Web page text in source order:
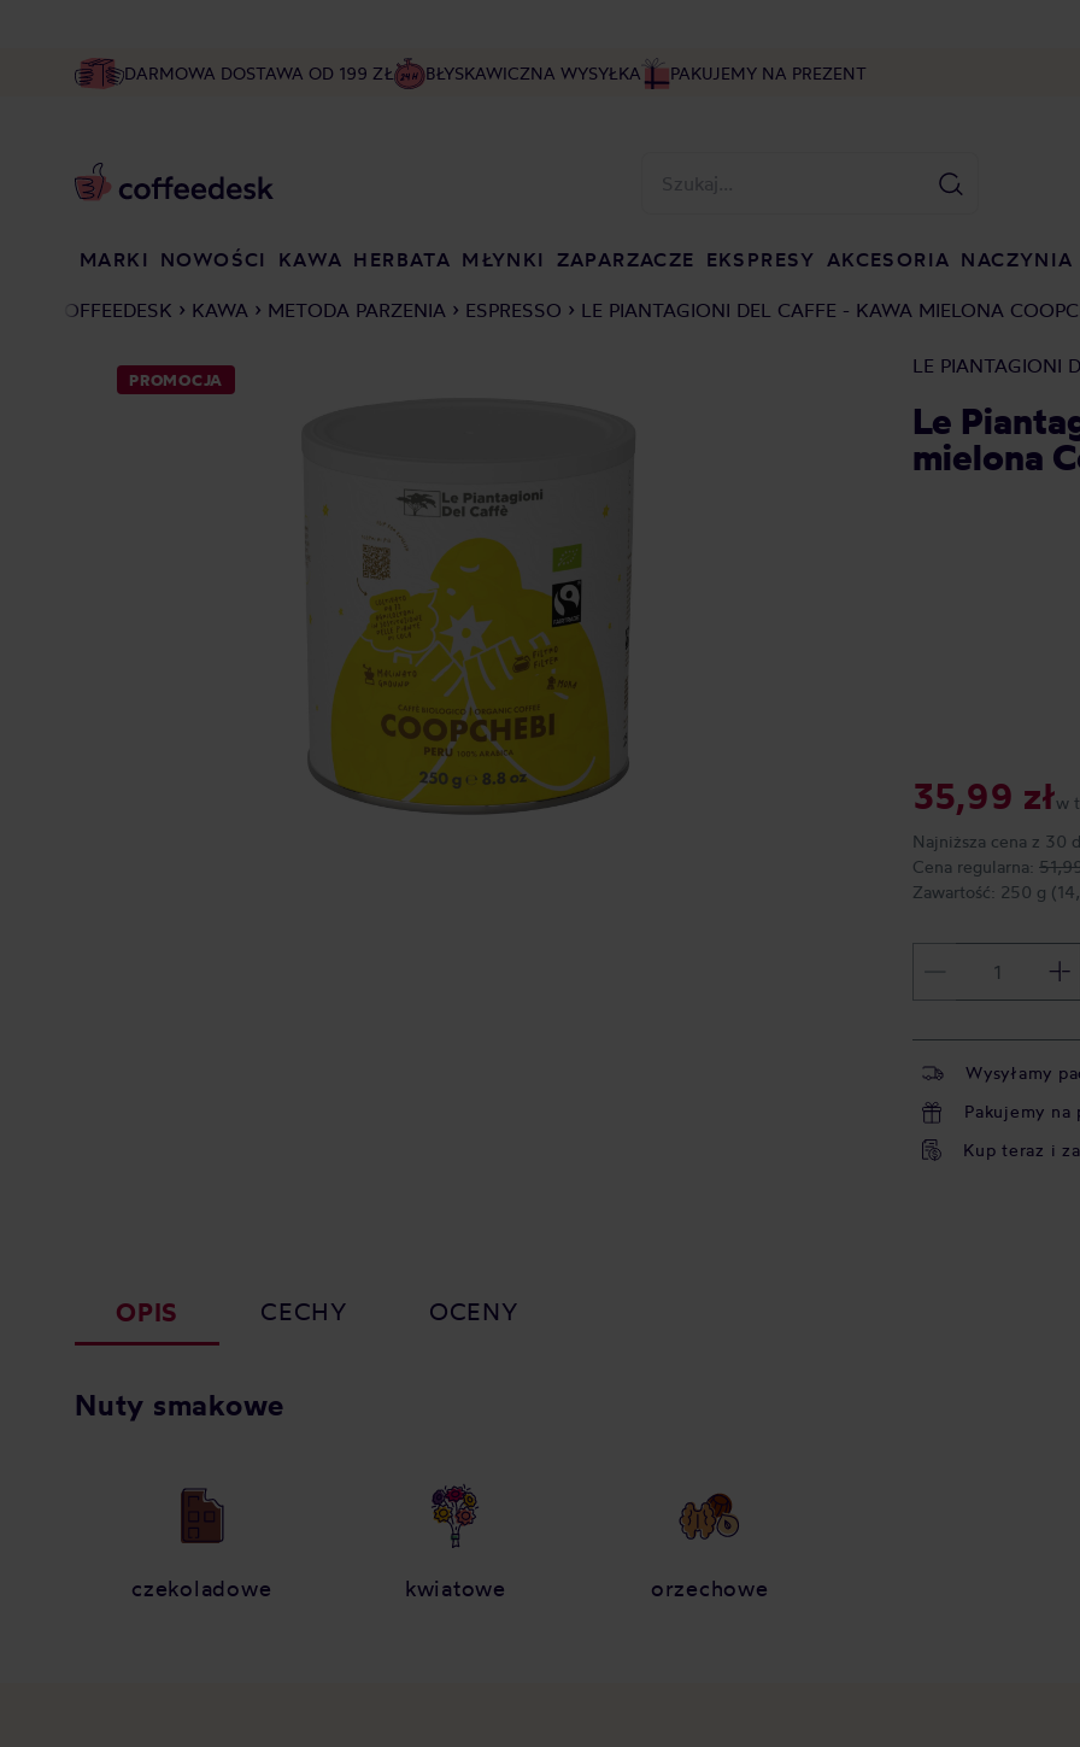
DARMOWA DOSTAWA OD 199 ZŁ BŁYSKAWICZNA WYSYŁKA PAKUJEMY NA PREZENT
MARKI NOWOŚCI KAWA HERBATA MŁYNKI ZAPARZACZE EKSPRESY AKCESORIA NACZYNIA
COFFEEDESK KAWA METODA PARZENIA ESPRESSO LE PIANTAGIONI DEL CAFFE - KAWA MIELONA
PROMOCJA
LE PIANTAGIONI
Le
mielona
35,99 złw
Najniższa cena z 30
Cena regularna:
Zawartość: 250 g
Wysyłamy
Pakujemy na
Kup teraz i
OPIS CECHY OCENY
Nuty smakowe
czekoladowe kwiatowe orzechowe